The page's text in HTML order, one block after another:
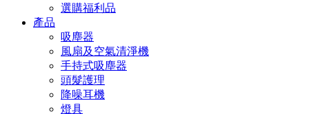
選購福利品
產品
吸塵器
風扇及空氣清淨機
手持式吸塵器
頭髮護理
降噪耳機
燈具